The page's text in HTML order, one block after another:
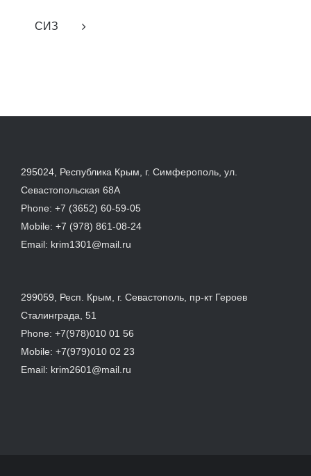
СИЗ
295024, Республика Крым, г. Симферополь, ул.
Севастопольская 68А
Phone: +7 (3652) 60-59-05
Mobile: +7 (978) 861-08-24
Email: krim1301@mail.ru
299059, Респ. Крым, г. Севастополь, пр-кт Героев
Сталинграда, 51
Phone: +7(978)010 01 56
Mobile: +7(979)010 02 23
Email: krim2601@mail.ru